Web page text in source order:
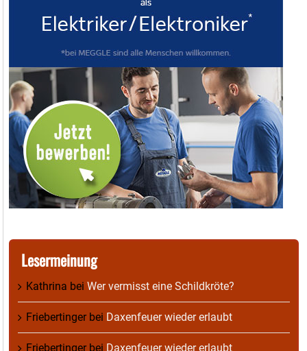
Lesermeinung
Kathrina bei Wer vermisst eine Schildkröte?
Friebertingerbei Daxenfeuer wieder erlaubt
Friebertingerbei Daxenfeuer wieder erlaubt